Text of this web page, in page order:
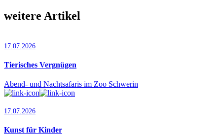
weitere Artikel
17.07.2026
Tierisches Vergnügen
Abend- und Nachtsafaris im Zoo Schwerin
17.07.2026
Kunst für Kinder